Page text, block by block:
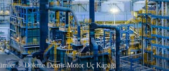
> Dökme Demir Motor Uç Kapağı